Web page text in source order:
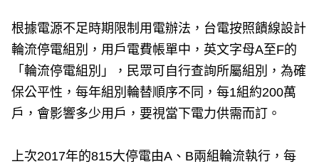
根據電源不足時期限制用電辦法，台電按照饋線設計
輪流停電組別，用戶電費帳單中，英文字母A至F的
「輪流停電組別」，民眾可自行查詢所屬組別，為確
保公平性，每年組別輪替順序不同，每1組約200萬
戶，會影響多少用戶，要視當下電力供需而訂。
上次2017年的815大停電由A、B兩組輪流執行，每